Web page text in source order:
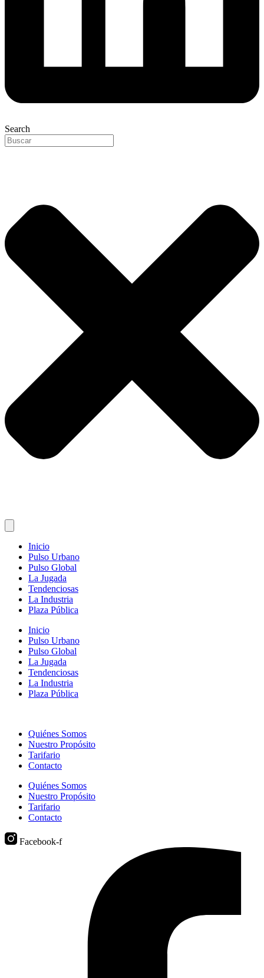
Search
Inicio
Pulso Urbano
Pulso Global
La Jugada
Tendenciosas
La Industria
Plaza Pública
Inicio
Pulso Urbano
Pulso Global
La Jugada
Tendenciosas
La Industria
Plaza Pública
Quiénes Somos
Nuestro Propósito
Tarifario
Contacto
Quiénes Somos
Nuestro Propósito
Tarifario
Contacto
Facebook-f